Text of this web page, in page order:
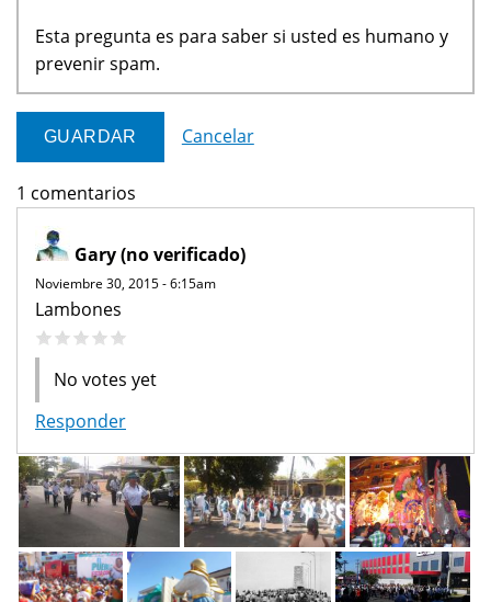
Esta pregunta es para saber si usted es humano y
prevenir spam.
Cancelar
1 comentarios
Gary (no verificado)
Noviembre 30, 2015 - 6:15am
Lambones
No votes yet
Responder